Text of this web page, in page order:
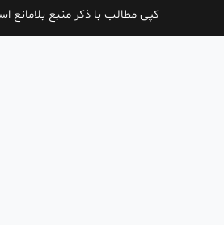
کپی مطالب با ذکر منبع بلامانع است |